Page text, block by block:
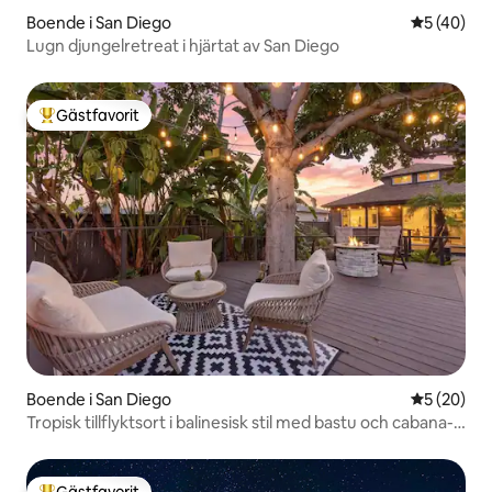
Boende i San Diego 5 av 5 i
5 (40)
Lugn djungelretreat i hjärtat av San Diego
Populär gästfavorit
Gästfavorit
Boende i San Diego 5 av 5 i
5 (20)
Tropisk tillflyktsort i balinesisk stil med bastu och cabana-